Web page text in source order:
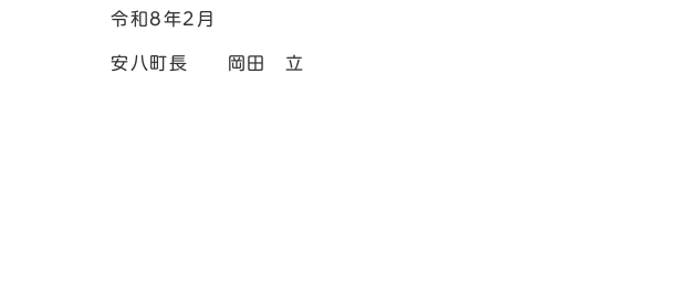
令和8年2月
安八町長 岡田 立